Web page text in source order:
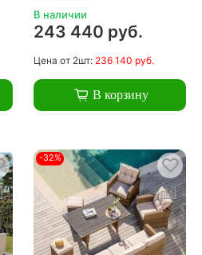
В наличии
243 440 руб.
Цена от 2шт: 236 140 руб.
В корзину
-32%